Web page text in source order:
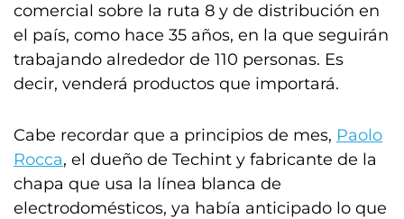
comercial sobre la ruta 8 y de distribución en
el país, como hace 35 años, en la que seguirán
trabajando alrededor de 110 personas. Es
decir, venderá productos que importará.
Cabe recordar que a principios de mes, Paolo
Rocca, el dueño de Techint y fabricante de la
chapa que usa la línea blanca de
electrodomésticos, ya había anticipado lo que